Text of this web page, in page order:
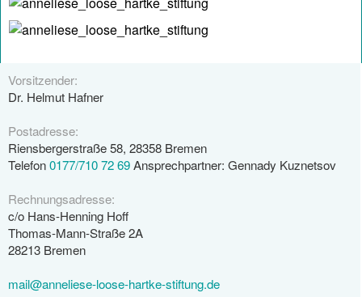
Vorsitzender:
Dr. Helmut Hafner
Postadresse:
Riensbergerstraße 58, 28358 Bremen
Telefon0177/710 72 69Ansprechpartner: Gennady Kuznetsov
Rechnungsadresse:
c/o Hans-Henning Hoff
Thomas-Mann-Straße 2A
28213 Bremen
mail@anneliese-loose-hartke-stiftung.de